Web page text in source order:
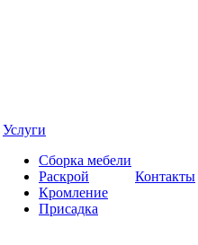
Услуги
Сборка мебели
Раскрой
Кромление
Присадка
Контакты